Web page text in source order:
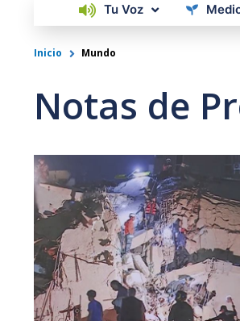
Tu Voz
Inicio Mundo
Notas de